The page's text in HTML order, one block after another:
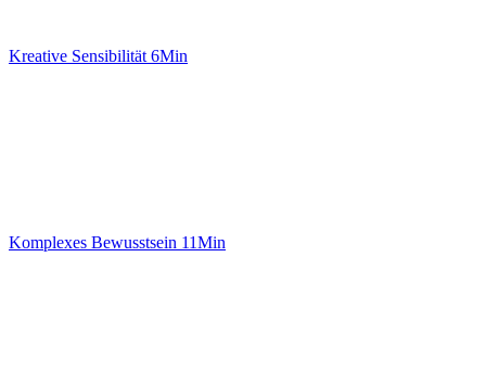
Kreative Sensibilität 6Min
Komplexes Bewusstsein 11Min